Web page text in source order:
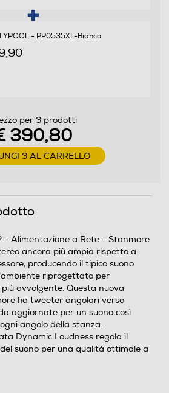
del prodotto
- PP0535XL-Bianco
per 3 prodotti
390,80
3 AL CARRELLO
- Alimentazione a Rete - Stanmore
ancora più ampia rispetto a
producendo il tipico suono
riprogettato per
avvolgente. Questa nuova
ha tweeter angolari verso
aggiornate per un suono così
angolo della stanza.
Dynamic Loudness regola il
suono per una qualità ottimale a